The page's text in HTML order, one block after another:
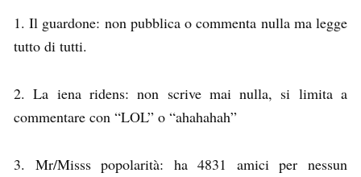
1. Il guardone: non pubblica o commenta nulla ma legge
tutto di tutti.
2. La iena ridens: non scrive mai nulla, si limita a
commentare con “LOL” o “ahahahah”
3. Mr/Misss popolarità: ha 4831 amici per nessun